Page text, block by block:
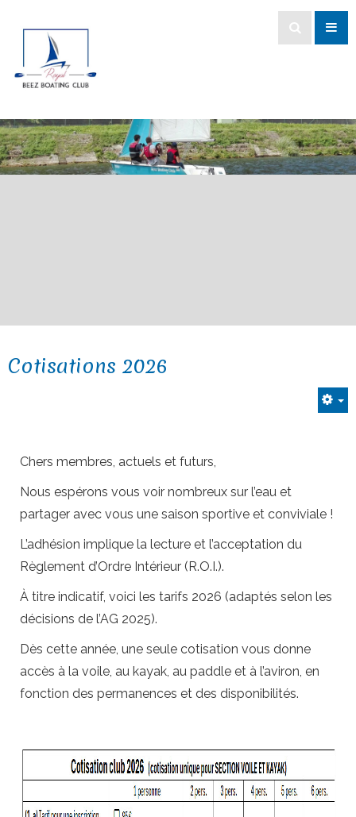
Cotisations 2026
Chers membres, actuels et futurs,
Nous espérons vous voir nombreux sur l’eau et
partager avec vous une saison sportive et conviviale !
L’adhésion implique la lecture et l’acceptation du
Règlement d’Ordre Intérieur (R.O.I.).
À titre indicatif, voici les tarifs 2026 (adaptés selon les
décisions de l’AG 2025).
Dès cette année, une seule cotisation vous donne
accès à la voile, au kayak, au paddle et à l’aviron, en
fonction des permanences et des disponibilités.